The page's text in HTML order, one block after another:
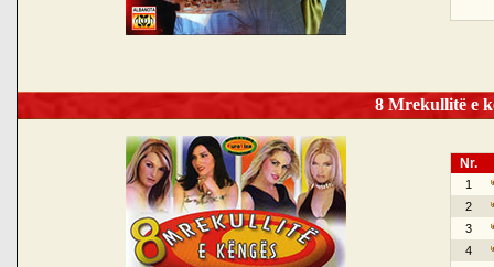
8 Mrekullitë e
Nr.
1
2
3
4